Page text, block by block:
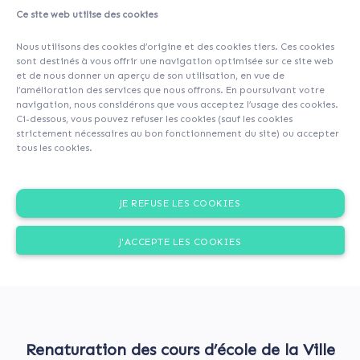
Ce site web utilise des cookies
Nous utilisons des cookies d’origine et des cookies tiers. Ces cookies
sont destinés à vous offrir une navigation optimisée sur ce site web
et de nous donner un aperçu de son utilisation, en vue de
l’amélioration des services que nous offrons. En poursuivant votre
navigation, nous considérons que vous acceptez l’usage des cookies.
Ci-dessous, vous pouvez refuser les cookies (sauf les cookies
strictement nécessaires au bon fonctionnement du site) ou accepter
tous les cookies.
JE REFUSE LES COOKIES
J'ACCEPTE LES COOKIES
Renaturation des cours d’école de la Ville